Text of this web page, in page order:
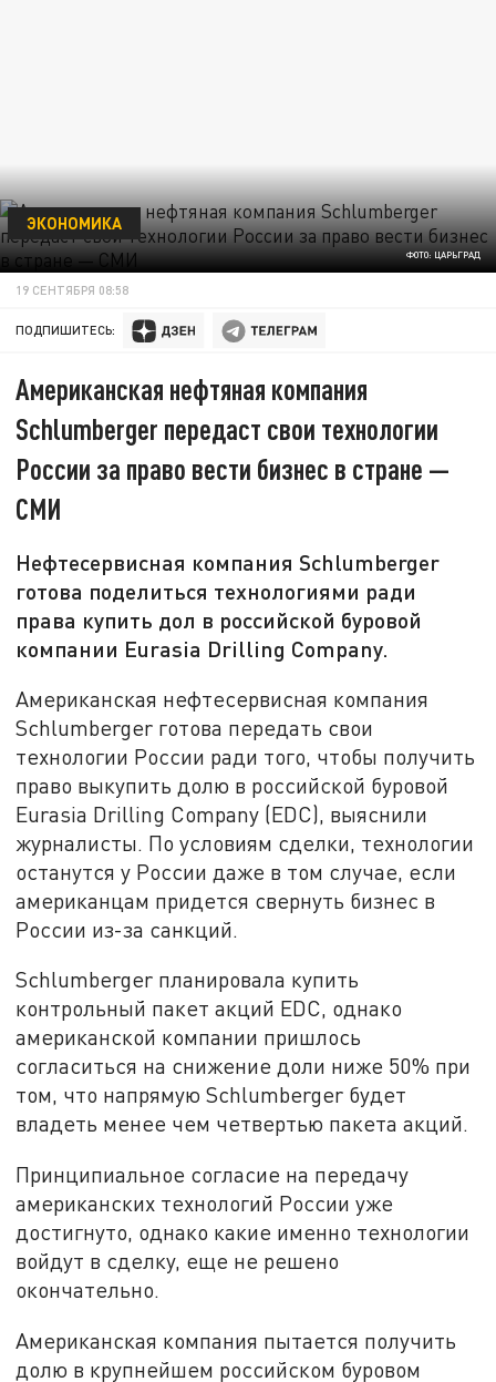
ФОТО: ЦАРЬГРАД
ЭКОНОМИКА
19 СЕНТЯБРЯ 08:58
ПОДПИШИТЕСЬ:
Американская нефтяная компания
Schlumberger передаст свои технологии
России за право вести бизнес в стране —
СМИ
Нефтесервисная компания Schlumberger
готова поделиться технологиями ради
права купить дол в российской буровой
компании Eurasia Drilling Company.
Американская нефтесервисная компания
Schlumberger готова передать свои
технологии России ради того, чтобы получить
право выкупить долю в российской буровой
Eurasia Drilling Company (EDC), выяснили
журналисты. По условиям сделки, технологии
останутся у России даже в том случае, если
американцам придется свернуть бизнес в
России из-за санкций.
Schlumberger планировала купить
контрольный пакет акций EDC, однако
американской компании пришлось
согласиться на снижение доли ниже 50% при
том, что напрямую Schlumberger будет
владеть менее чем четвертью пакета акций.
Принципиальное согласие на передачу
американских технологий России уже
достигнуто, однако какие именно технологии
войдут в сделку, еще не решено
окончательно.
Американская компания пытается получить
долю в крупнейшем российском буровом